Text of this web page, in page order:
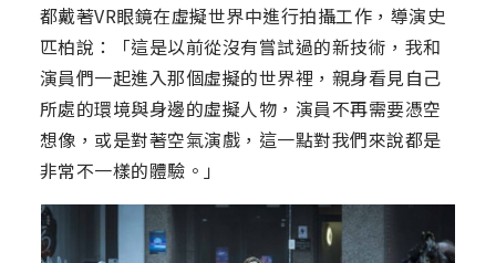
都戴著VR眼鏡在虛擬世界中進行拍攝工作，導演史
匹柏說：「這是以前從沒有嘗試過的新技術，我和
演員們一起進入那個虛擬的世界裡，親身看見自己
所處的環境與身邊的虛擬人物，演員不再需要憑空
想像，或是對著空氣演戲，這一點對我們來說都是
非常不一樣的體驗。」